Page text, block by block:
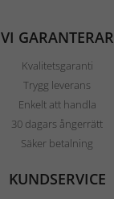
VI GARANTERAR
Kvalitetsgaranti
Trygg leverans
Enkelt att handla
30 dagars ångerrätt
Säker betalning
KUNDSERVICE